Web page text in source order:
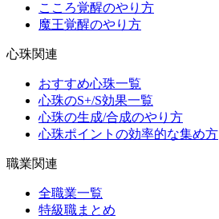
こころ覚醒のやり方
魔王覚醒のやり方
心珠関連
おすすめ心珠一覧
心珠のS+/S効果一覧
心珠の生成/合成のやり方
心珠ポイントの効率的な集め方
職業関連
全職業一覧
特級職まとめ